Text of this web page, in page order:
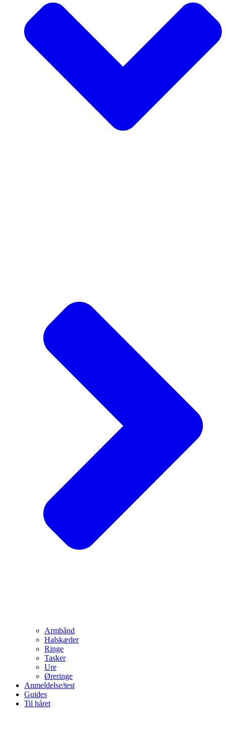
Armbånd
Halskæder
Ringe
Tasker
Ure
Øreringe
Anmeldelse/test
Guides
Til håret